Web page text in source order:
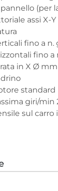
(per
assi X-
fino a n.
fino a
in X Ø
standard
giri/min
sul carro